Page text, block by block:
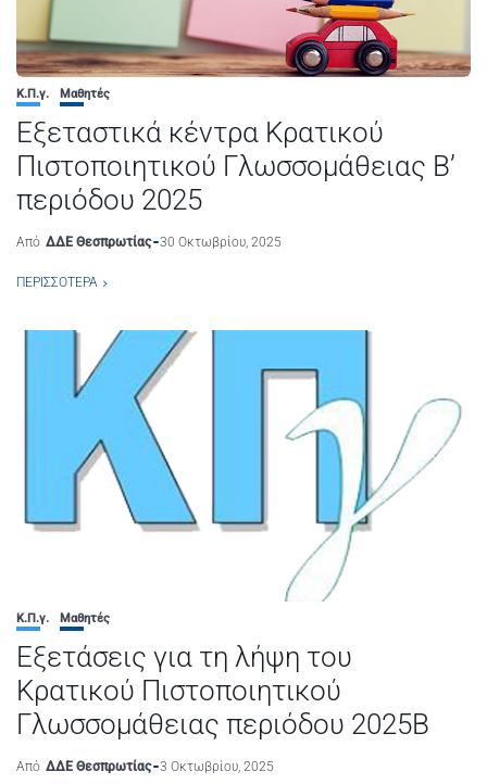
Κ.Π.γ. Μαθητές
Εξεταστικά κέντρα Κρατικού
Πιστοποιητικού Γλωσσομάθειας Β’
περιόδου 2025
Από ΔΔΕ Θεσπρωτίας 30 Οκτωβρίου, 2025
ΠΕΡΙΣΣΌΤΕΡΑ
Κ.Π.γ. Μαθητές
Εξετάσεις για τη λήψη του
Κρατικού Πιστοποιητικού
Γλωσσομάθειας περιόδου 2025Β
Από ΔΔΕ Θεσπρωτίας 3 Οκτωβρίου, 2025